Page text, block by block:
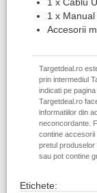
1 x
Accesorii
Targetdeal.ro
prin intermediul
indicati pe
Targetdeal.ro
informatiilor din
neconcordante.
contine accesorii
pretul
sau pot contine
Etichete: